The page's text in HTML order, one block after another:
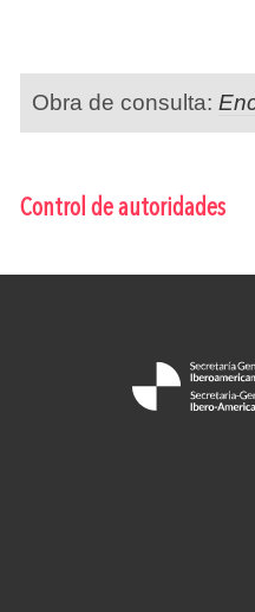
Obra de consulta:
Control de autoridades